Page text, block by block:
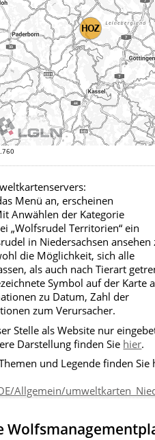
Menü an, erscheinen
Anwählen der Kategorie
„Wolfsrudel Territorien“ ein
in Niedersachsen ansehen
die Möglichkeit, sich alle
als auch nach Tierart
Symbol auf der Karte
zu Datum, Zahl der
zum Verursacher.
Stelle als Website nur
Darstellung finden Sie hier.
und Legende finden Sie
Allgemein/